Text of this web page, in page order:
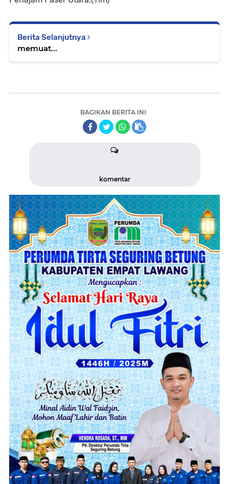
Berita Selanjutnya
memuat...
BAGIKAN BERITA INI
komentar